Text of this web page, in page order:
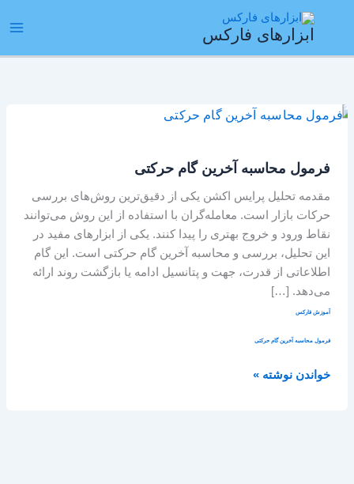
ابزارهای فارکس
فرمول محاسبه آخرین گام حرکتی
مقدمه تحلیل پرایس اکشن یکی از دقیق‌ترین روش‌های بررسی
حرکات بازار است. معامله‌گران با استفاده از این روش می‌توانند
نقاط ورود و خروج بهتری را پیدا کنند. یکی از ابزارهای مفید در
این تحلیل، بررسی و محاسبه آخرین گام حرکتی است. این گام
اطلاعاتی از قدرت، جهت و پتانسیل ادامه یا بازگشت روند ارائه
می‌دهد. […]
آموزش فارکس
فرمول محاسبه آخرین گام حرکتی
فرمول
گام
خواندن نوشته »